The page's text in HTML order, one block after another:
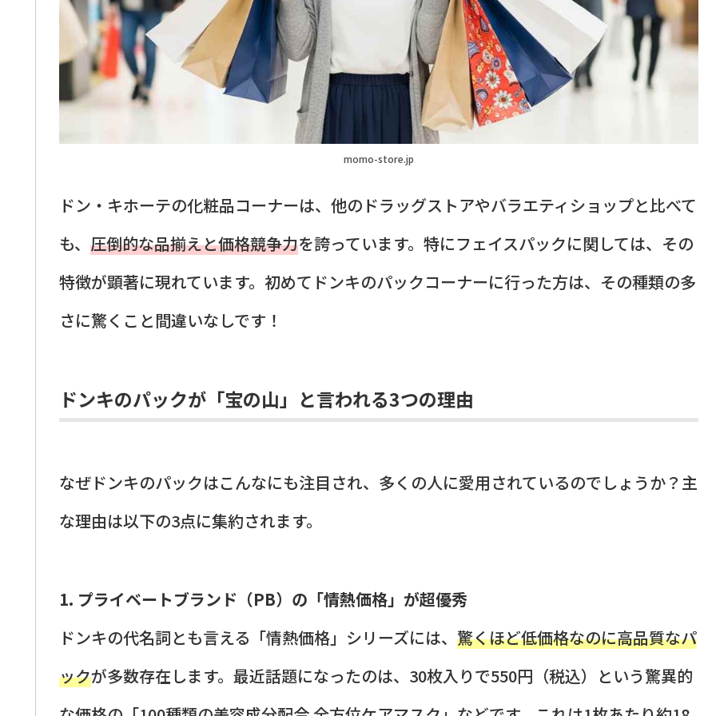
momo-store.jp
ドン・キホーテの化粧品コーナーは、他のドラッグストアやバラエティショップと比べて
も、 圧倒的な品揃えと価格競争力を誇っています。特にフェイスパックに関しては、その
特徴が顕著に現れています。初めてドンキのパックコーナーに行った方は、その種類の多
さに驚くこと間違いなしです！
ドンキのパックが「宝の山」と言われる3つの理由
なぜドンキのパックはこんなにも注目され、多くの人に愛用されているのでしょうか？主
な理由は以下の3点に集約されます。
1. プライベートブランド（PB）の「情熱価格」が超優秀
ドンキの代名詞とも言える「情熱価格」シリーズには、 驚くほど低価格なのに高品質なパ
ックが多数存在します。最近話題になったのは、30枚入りで550円（税込）という驚異的